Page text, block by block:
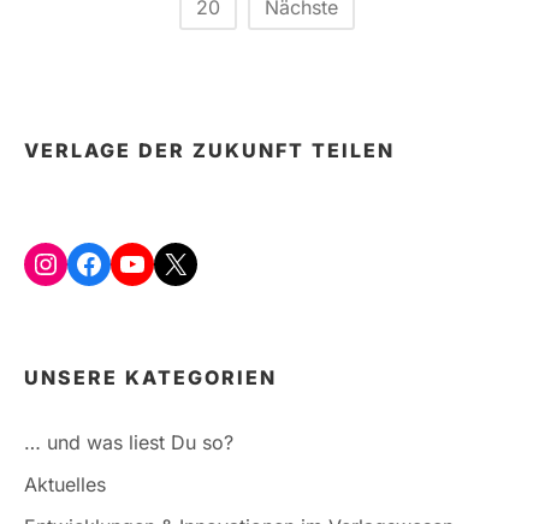
20 Nächste
VERLAGE DER ZUKUNFT TEILEN
Instagram
Facebook
YouTube
X
UNSERE KATEGORIEN
… und was liest Du so?
Aktuelles